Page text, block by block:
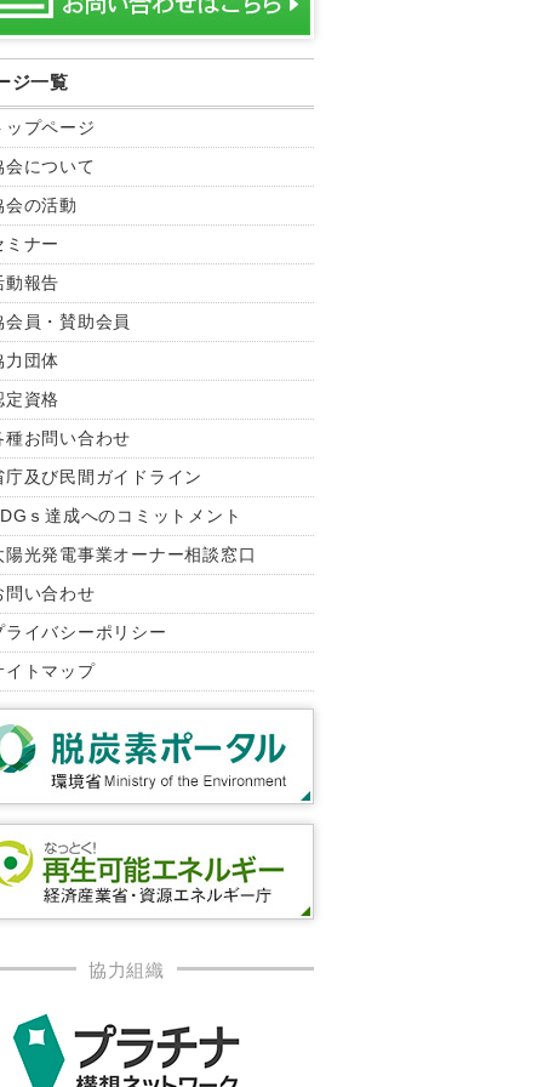
ジ一覧
ップページ
会について
会の活動
ミナー
動報告
会員・賛助会員
力団体
定資格
種お問い合わせ
庁及び民間ガイドライン
ｓ達成へのコミットメント
陽光発電事業オーナー相談窓口
問い合わせ
ライバシーポリシー
イトマップ
協力組織